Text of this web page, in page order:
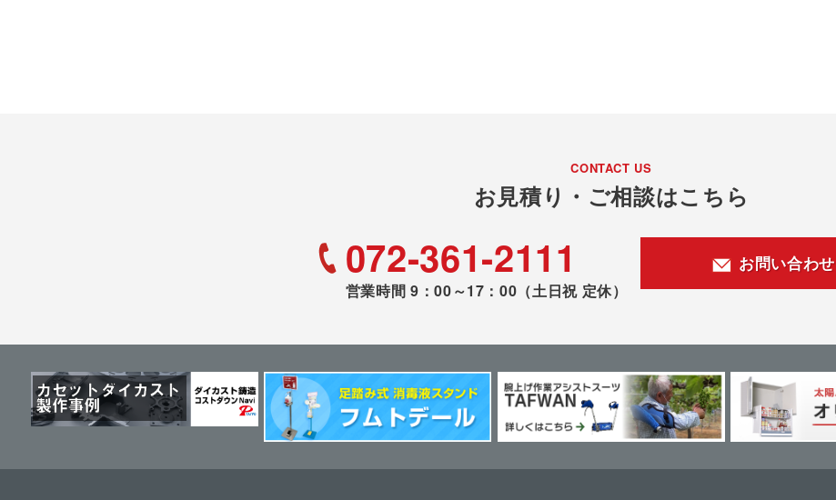
CONTACT US
お見積り・ご相談はこちら
072-361-2111
営業時間 9：00～17：00 （土日祝 定休）
お問い合わせ